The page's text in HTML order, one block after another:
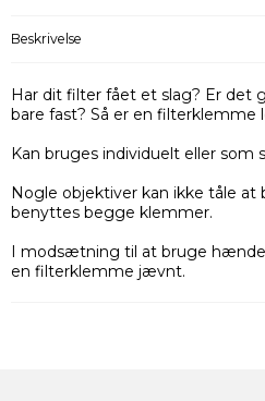
Beskrivelse
Har dit filter fået et slag? Er det
bare fast? Så er en filterklemme
Kan bruges individuelt eller som
Nogle objektiver kan ikke tåle
benyttes begge klemmer.
I modsætning til at bruge
en filterklemme jævnt.